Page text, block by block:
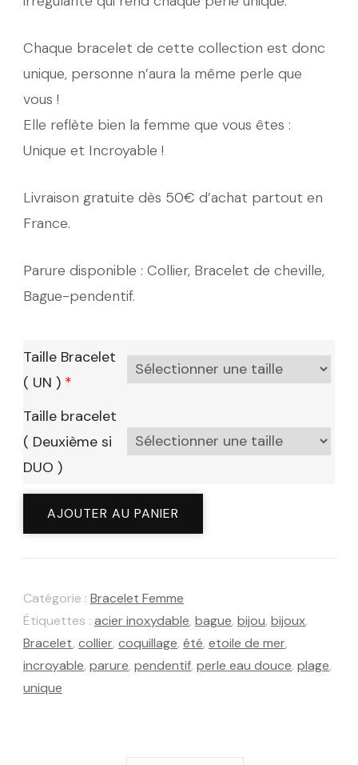
Chaque bracelet de cette collection est donc
unique, personne n’aura la même perle que
vous !
Elle reflète bien la femme que vous êtes :
Unique et Incroyable !
Livraison gratuite dès 50€ d’achat partout en
France.
Parure disponible : Collier, Bracelet de cheville,
Bague-pendentif.
Taille Bracelet
( UN ) *
Taille bracelet
( Deuxième si
DUO )
quantité
de
Bracelet
d'eau
douce
et
coquillage
AJOUTER AU PANIER
Catégorie : Bracelet Femme
Étiquettes : acier inoxydable, bague, bijou, bijoux,
Bracelet, collier, coquillage, été, etoile de mer,
incroyable, parure, pendentif, perle eau douce, plage,
unique